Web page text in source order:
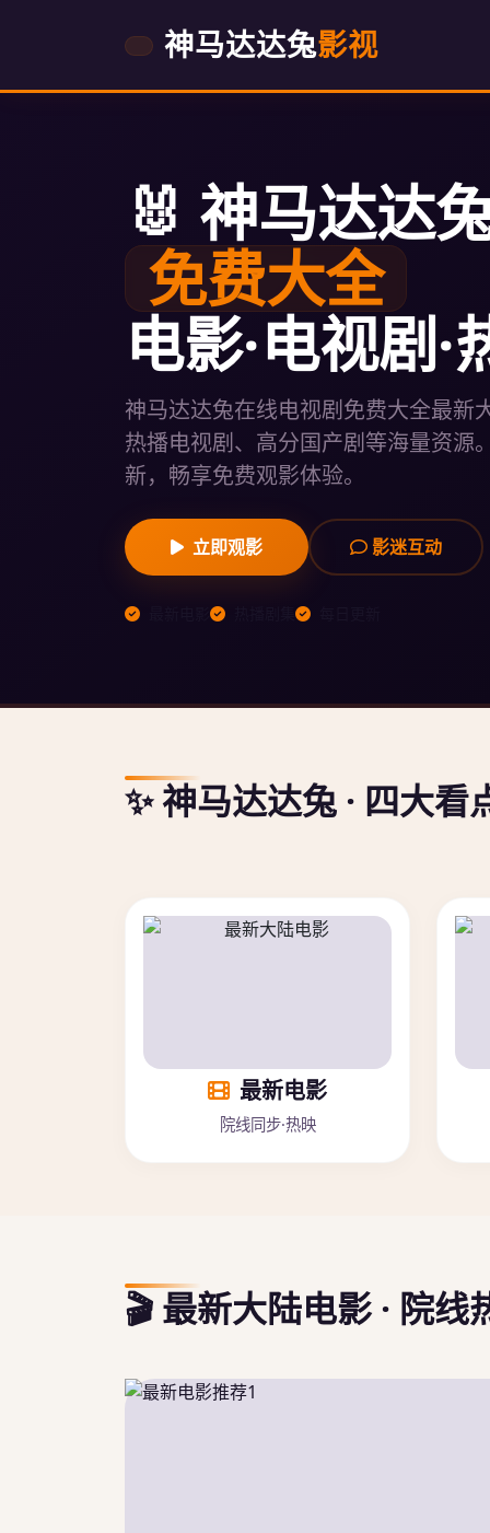
神马达达兔影视
🐰 神马达达
免费大全
电影·电视剧·
神马达达兔在线电视剧免费大全最新
热播电视剧、高分国产剧等海量资源
新，畅享免费观影体验。
立即观影 影迷互动
✨ 神马达达兔 · 四大看
最新电影
院线同步·热映
🎬 最新大陆电影 · 院线